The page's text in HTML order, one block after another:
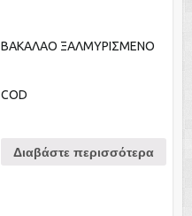
ΒΑΚΑΛΑΟ ΞΑΛΜΥΡΙΣΜΕΝΟ
COD
Διαβάστε περισσότερα